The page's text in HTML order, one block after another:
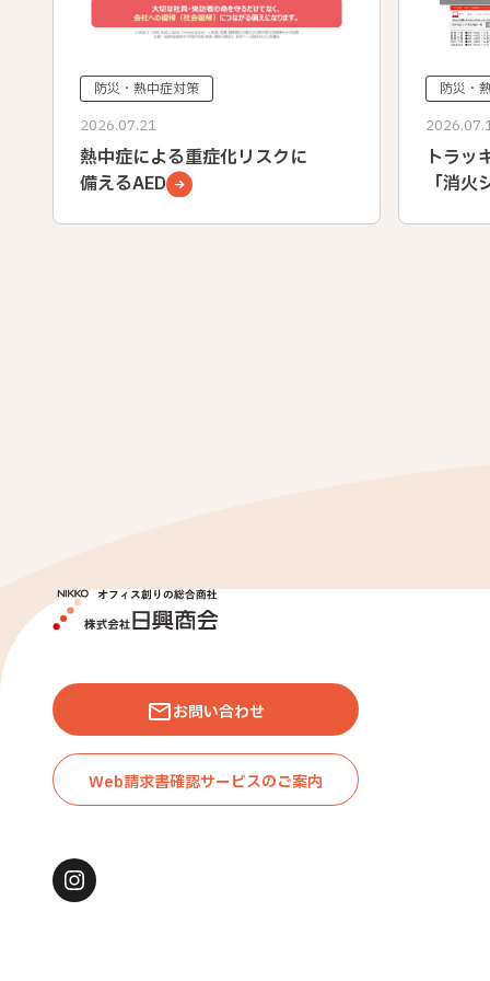
防災・熱中症対策
2026.07.21
熱中症による重症化リスクに
備えるAED
防災・
トラッ
「消
お問い合わせ
Web請求書確認サービスのご案内